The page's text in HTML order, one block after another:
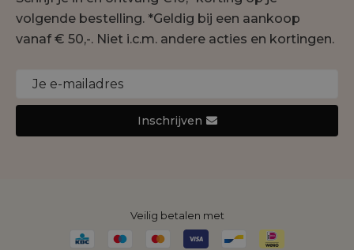
Duurzaamheid
Cookie statement
Gustav
Jansen Amsterdam
Monari
Nukus
Rino&Pelle
volgende bestelling. *Geldig bij een aankoop
vanaf € 50,-. Niet i.c.m. andere acties en kortingen.
Inschrijven
Veilig betalen met